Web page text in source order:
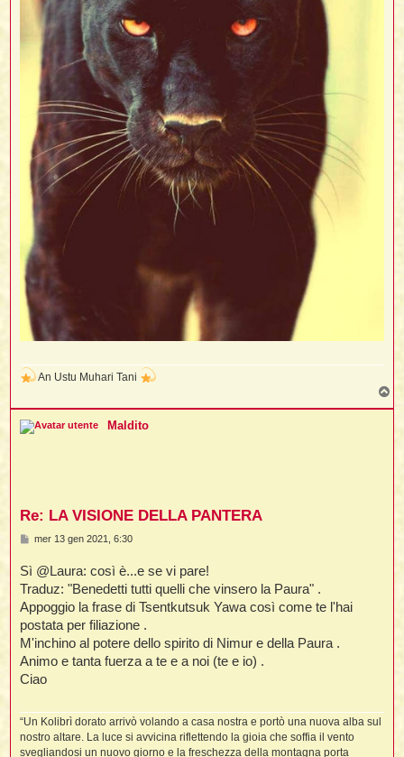
An Ustu Muhari Tani
Maldito
Re: LA VISIONE DELLA PANTERA
M
a
g
g
o
mer 13 gen 2021, 6:30
Sì @Laura: così è...e se vi pare!
Traduz: "Benedetti tutti quelli che vinsero la Paura" .
Appoggio la frase di Tsentkutsuk Yawa così come te l'hai
postata per filiazione .
M'inchino al potere dello spirito di Nimur e della Paura .
Animo e tanta fuerza a te e a noi (te e io) .
Ciao
“Un Kolibrì dorato arrivò volando a casa nostra e portò una nuova alba sul
nostro altare. La luce si avvicina riflettendo la gioia che soffia il vento
svegliandosi un nuovo giorno e la freschezza della montagna porta